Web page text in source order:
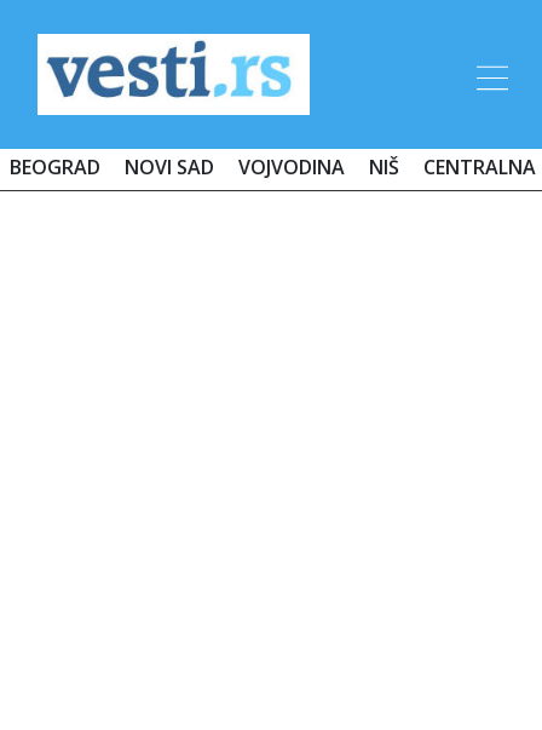
BEOGRAD NOVI SAD VOJVODINA NIŠ CENTRALNA